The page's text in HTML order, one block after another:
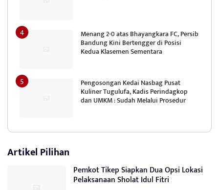
Menang 2-0 atas Bhayangkara FC, Persib
Bandung Kini Bertengger di Posisi
Kedua Klasemen Sementara
Pengosongan Kedai Nasbag Pusat
Kuliner Tugulufa, Kadis Perindagkop
dan UMKM : Sudah Melalui Prosedur
Artikel Pilihan
Pemkot Tikep Siapkan Dua Opsi Lokasi
Pelaksanaan Sholat Idul Fitri